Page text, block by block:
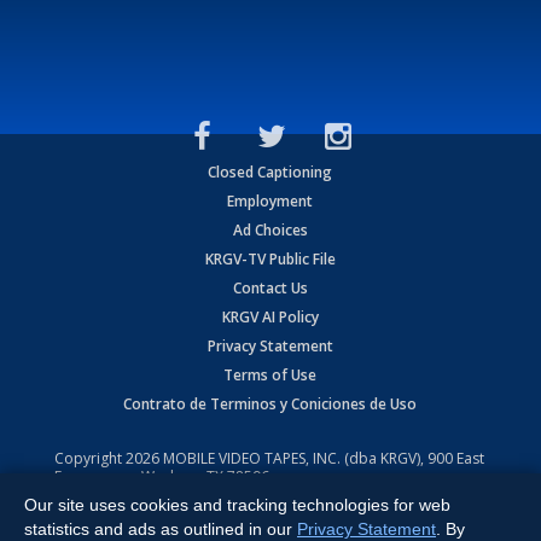
Closed Captioning
Employment
Ad Choices
KRGV-TV Public File
Contact Us
KRGV AI Policy
Privacy Statement
Terms of Use
Contrato de Terminos y Coniciones de Uso
Copyright2026 MOBILE VIDEO TAPES, INC. (dba KRGV), 900 East
Expressway, Weslaco, TX 78596.
All Rights Reserved. Powered by:Ruby Shore Software
Our site uses cookies and tracking technologies for web
statistics and ads as outlined in our Privacy Statement . By